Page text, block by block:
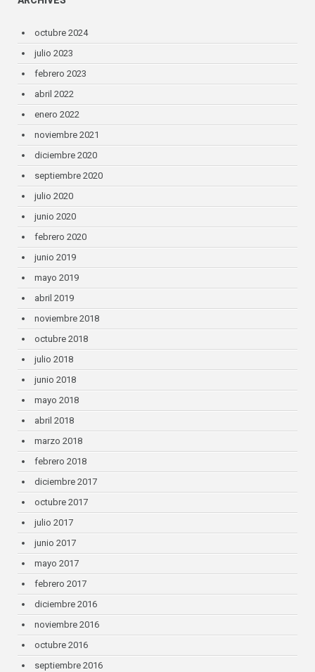
octubre 2024
julio 2023
febrero 2023
abril 2022
enero 2022
noviembre 2021
diciembre 2020
septiembre 2020
julio 2020
junio 2020
febrero 2020
junio 2019
mayo 2019
abril 2019
noviembre 2018
octubre 2018
julio 2018
junio 2018
mayo 2018
abril 2018
marzo 2018
febrero 2018
diciembre 2017
octubre 2017
julio 2017
junio 2017
mayo 2017
febrero 2017
diciembre 2016
noviembre 2016
octubre 2016
septiembre 2016